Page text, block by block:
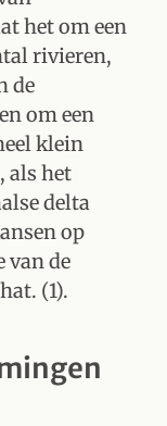
het om een
rivieren,
de
om een
klein
als het
delta
op
van de
(1).